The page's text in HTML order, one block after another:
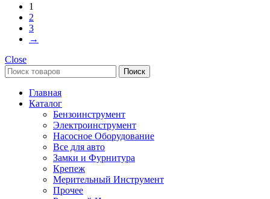
1
2
3
→
Close
Поиск
Главная
Каталог
Бензоинструмент
Электроинструмент
Насосное Оборудование
Все для авто
Замки и Фурнитура
Крепеж
Мерительный Инструмент
Прочее